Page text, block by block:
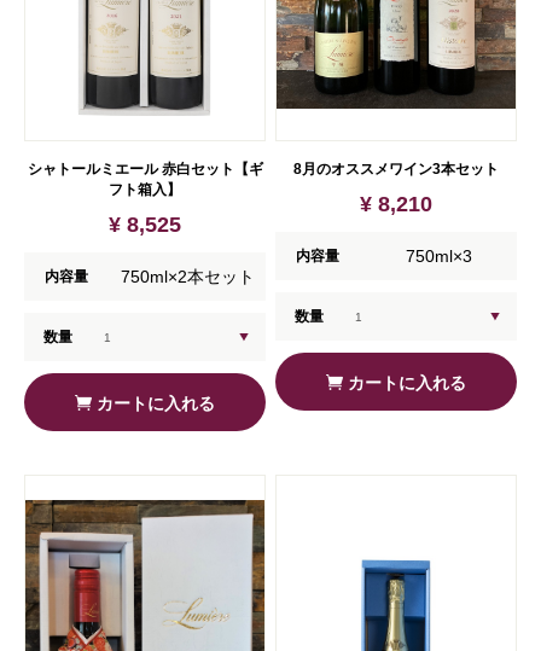
シャトールミエール 赤白セット【ギ
フト箱入】
¥ 8,525
内容量 750ml×2本セット
数量
カートに入れる
8月のオススメワイン3本セット
¥ 8,210
内容量 750ml×3
数量
カートに入れる